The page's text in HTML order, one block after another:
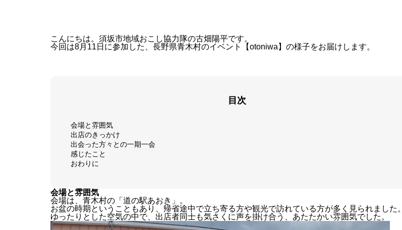
こんにちは。須坂市地域おこし協力隊の古畑陽平です。
今回は8月11日に参加した、長野県青木村のイベント【otoniwa】の様子をお届けします。
目次
会場と雰囲気
出店のきっかけ
出会った方々との一期一会
感じたこと
おわりに
会場と雰囲気
会場は、青木村の「道の駅あおき」。
お盆の時期ということもあり、帰省途中で立ち寄る方や観光で訪れている方が多く見られました。
ゆったりとした空気の中で、出店者同士も気さくに声を掛け合う、あたたかい雰囲気でした。